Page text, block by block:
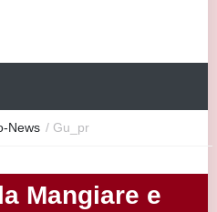
News / Gu_pr
Mangiare e